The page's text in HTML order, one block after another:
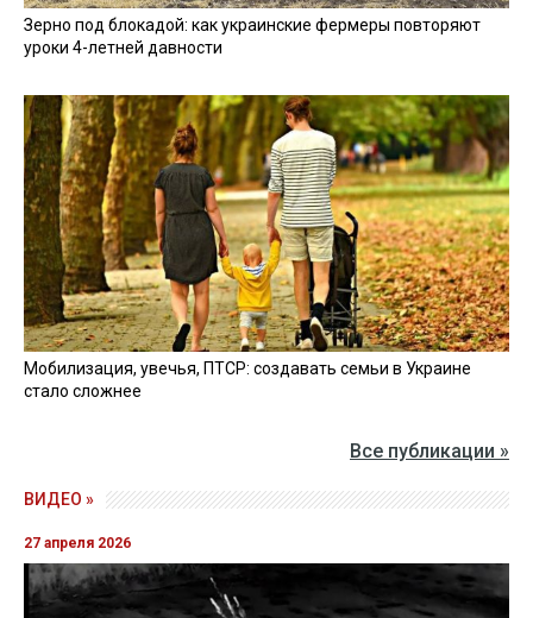
Зерно под блокадой: как украинские фермеры повторяют
уроки 4-летней давности
Мобилизация, увечья, ПТСР: создавать семьи в Украине
стало сложнее
Все публикации »
ВИДЕО »
27 апреля 2026